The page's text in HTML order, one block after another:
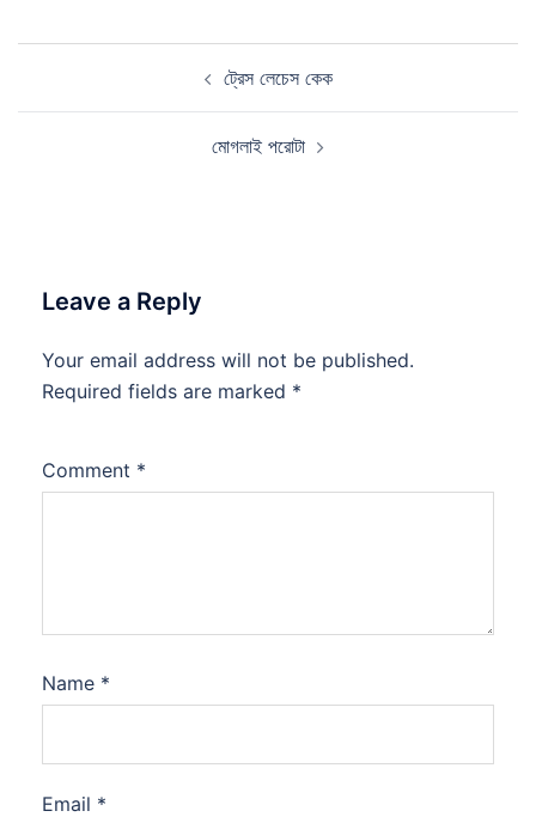
ট্রেস লেচেস কেক
মোগলাই পরোটা
Leave a Reply
Your email address will not be published.
Required fields are marked *
Comment *
Name *
Email *